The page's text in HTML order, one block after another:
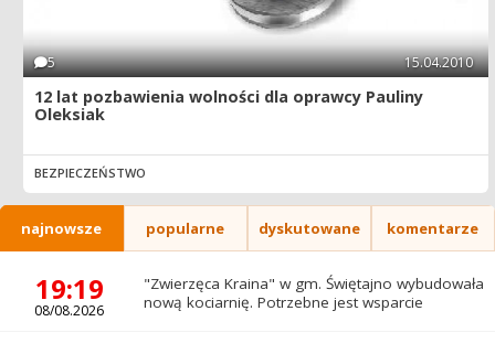
5 15.04.2010
12 lat pozbawienia wolności dla oprawcy Pauliny
Oleksiak
BEZPIECZEŃSTWO
najnowsze popularne dyskutowane komentarze
19:19
08/08.2026
"Zwierzęca Kraina" w gm. Świętajno wybudowała
nową kociarnię. Potrzebne jest wsparcie